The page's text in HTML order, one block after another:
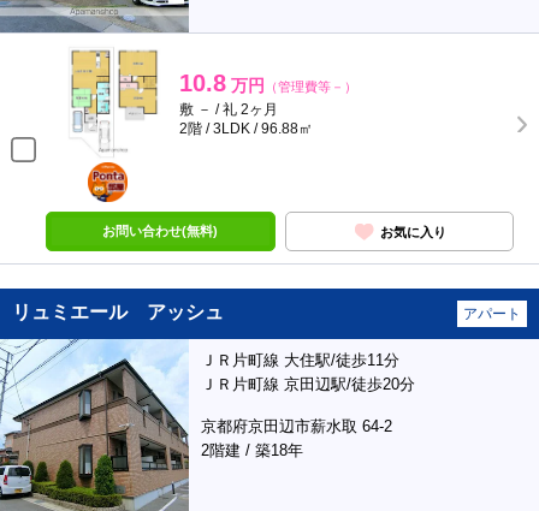
10.8 万円 （管理費等－）
敷 － / 礼 2ヶ月
2階 / 3LDK / 96.88㎡
ポンタ
部屋
お問い合わせ(無料) お気に入り
リュミエール アッシュ アパート
ＪＲ片町線 大住駅/徒歩11分
ＪＲ片町線 京田辺駅/徒歩20分
京都府京田辺市薪水取 64-2
2階建 / 築18年